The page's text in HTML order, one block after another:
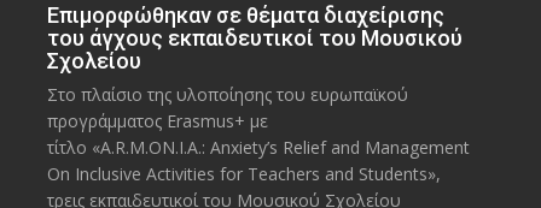
Eπιμορφώθηκαν σε θέματα διαχείρισης
του άγχους εκπαιδευτικοί του Μουσικού
Σχολείου
Στο πλαίσιο της υλοποίησης του ευρωπαϊκού
προγράμματος Erasmus+ με
τίτλο «A.R.M.ON.I.A.: Anxiety’s Relief and Management
On Inclusive Activities for Teachers and Students»,
τρεις εκπαιδευτικοί του Μουσικού Σχολείου